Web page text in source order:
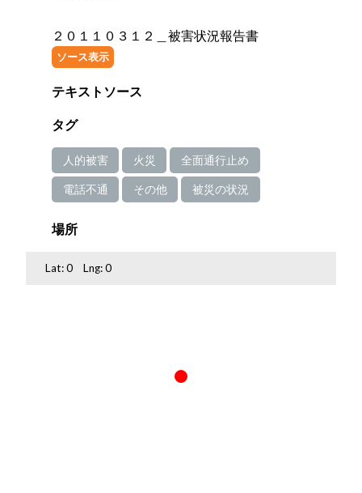
ENGLISH
２０１１０３１２＿被害状況報告書
ソース表示
テキストソース
タグ
人的被害 火災 全面通行止め
電話不通 その他 被災の状況
場所
Lat:0 Lng:0